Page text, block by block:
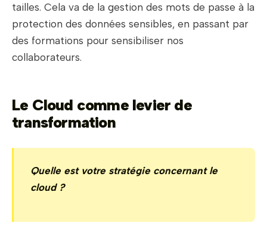
tailles. Cela va de la gestion des mots de passe à la
protection des données sensibles, en passant par
des formations pour sensibiliser nos
collaborateurs.
Le Cloud comme levier de
transformation
Quelle est votre stratégie concernant le
cloud ?